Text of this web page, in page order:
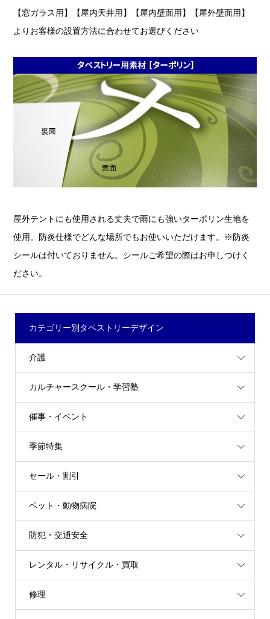
【窓ガラス用】【屋内天井用】【屋内壁面用】【屋外壁面用】
よりお客様の設置方法に合わせてお選びください
屋外テントにも使用される丈夫で雨にも強いターポリン生地を
使用。防炎仕様でどんな場所でもお使いいただけます。※防炎
シールは付いておりません。シールご希望の際はお申しつけく
ださい。
カテゴリー別タペストリーデザイン
介護
カルチャースクール・学習塾
催事・イベント
季節特集
セール・割引
ペット・動物病院
防犯・交通安全
レンタル・リサイクル・買取
修理